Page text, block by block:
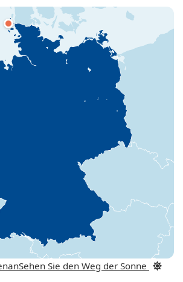
Sehen Sie den Weg der Sonne